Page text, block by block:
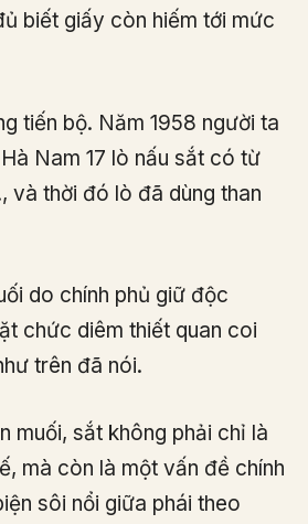
biết giấy còn hiếm tới mức
tiến bộ. Năm 1958 người ta
Nam 17 lò nấu sắt có từ
và thời đó lò đã dùng than
do chính phủ giữ độc
chức diêm thiết quan coi
trên đã nói.
muối, sắt không phải chỉ là
mà còn là một vấn đề chính
sôi nổi giữa phái theo